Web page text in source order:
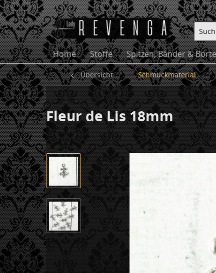
Home Stoffe Spitzen, Bänder &
Übersicht Schmuckmaterial
Fleur de Lis 18mm